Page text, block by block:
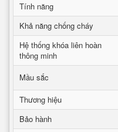
Tính năng
Khả năng chống cháy
Hệ thống khóa liên hoàn
thông minh
Mầu sắc
Thương hiệu
Bảo hành